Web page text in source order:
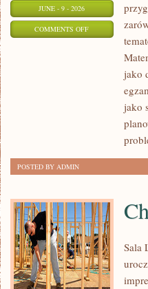
JUNE - 9 - 2026
COMMENTS OFFON
PODSTAWY
MATEMATYKI
jako
jako
POSTED BY ADMIN
Sala